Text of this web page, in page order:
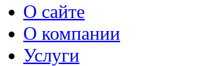
О сайте
О компании
Услуги